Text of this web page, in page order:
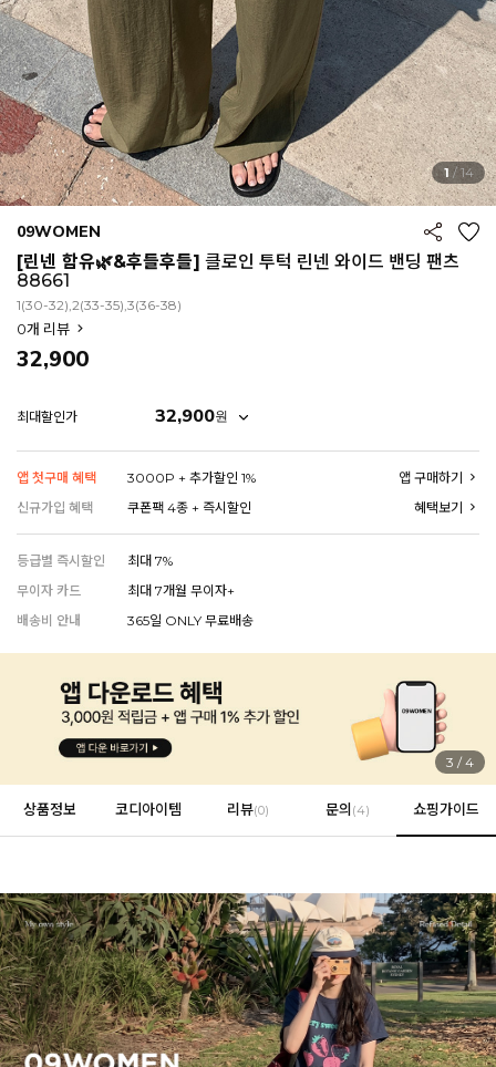
EVERY, SAY
인플루언서 PICK한 지금 꼭 필요한 장마룩!
1 / 14
09WOMEN
[린넨 함유🌿&후들후들] 클로인 투턱 린넨 와이드 밴딩 팬츠
88661
1(30-32),2(33-35),3(36-38)
0개 리뷰
32,900
최대할인가 32,900원
앱 첫구매 혜택 3000P + 추가할인 1%
앱 구매하기
신규가입 혜택
쿠폰팩 4종 + 즉시할인 혜택보기
등급별 즉시할인
최대 7%
무이자 카드
최대 7개월 무이자+
배송비 안내
365일 ONLY 무료배송
4 /4
상품정보 코디아이템 리뷰(0) 문의 (4) 쇼핑가이드